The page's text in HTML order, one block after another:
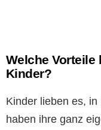
Welche
Kinder?
Kinder lieben es,
haben ihre ganz